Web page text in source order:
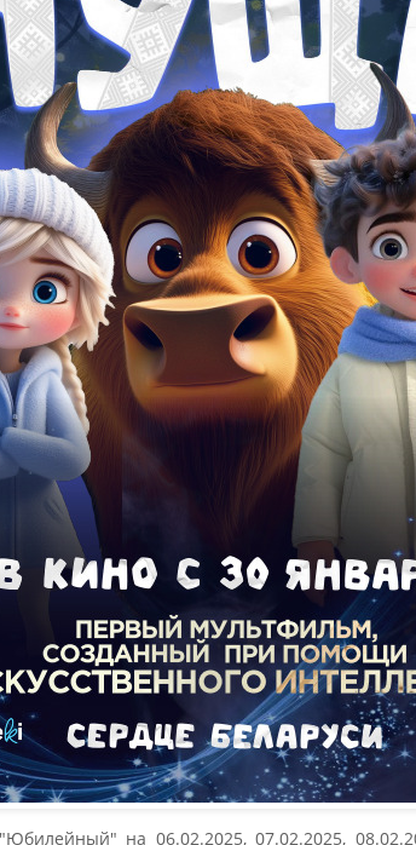
на 06.02.2025, 07.02.2025,